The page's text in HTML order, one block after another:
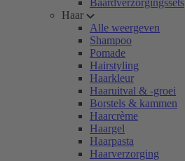
Baardverzorgingssets
Haar
Alle weergeven
Shampoo
Pomade
Hairstyling
Haarkleur
Haaruitval & -groei
Borstels & kammen
Haarcrème
Haargel
Haarpasta
Haarverzorging